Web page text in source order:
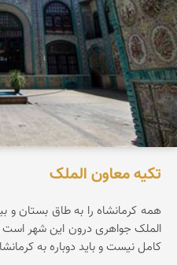
تکیه معاون الملک
همه کرمانشاه را به طاق بستان و
الملک جواهری درون این شهر است
کامل نیست و باید دوباره به